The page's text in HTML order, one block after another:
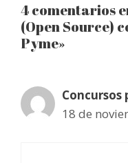
4 comentarios
(Open Source)
Pyme»
Concursos
18 de